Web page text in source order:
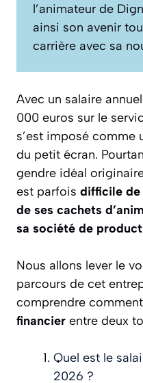
l’animateur de
ainsi son avenir
carrière avec sa
Avec un salaire
000 euros sur le
s’est imposé comme
du petit écran.
gendre idéal
est parfois difficile
de ses cachets
sa société de
Nous allons lever le
parcours de cet
comprendre
financier entre deux
Quel est le
2026 ?